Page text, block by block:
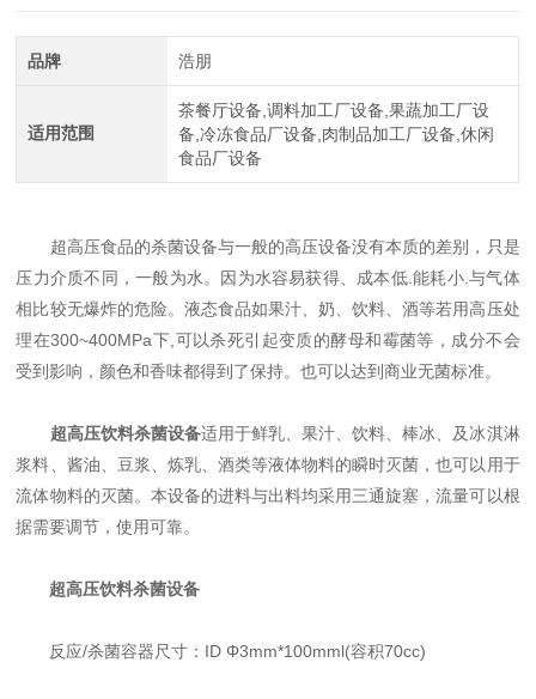
品牌 浩朋
适用范围
茶餐厅设备,调料加工厂设备,果蔬加工厂设
备,冷冻食品厂设备,肉制品加工厂设备,休闲
食品厂设备
超高压食品的杀菌设备与一般的高压设备没有本质的差别，只是
压力介质不同，一般为水。因为水容易获得、成本低.能耗小.与气体
相比较无爆炸的危险。液态食品如果汁、奶、饮料、酒等若用高压处
理在300~400MPa下,可以杀死引起变质的酵母和霉菌等，成分不会
受到影响，颜色和香味都得到了保持。也可以达到商业无菌标准。
超高压饮料杀菌设备适用于鲜乳、果汁、饮料、棒冰、及冰淇淋
浆料、酱油、豆浆、炼乳、酒类等液体物料的瞬时灭菌，也可以用于
流体物料的灭菌。本设备的进料与出料均采用三通旋塞，流量可以根
据需要调节，使用可靠。
超高压饮料杀菌设备
反应/杀菌容器尺寸：ID Φ3mm*100mml(容积70cc)